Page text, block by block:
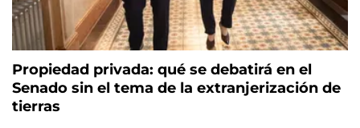
Propiedad privada: qué se debatirá en el
Senado sin el tema de la extranjerización de
tierras